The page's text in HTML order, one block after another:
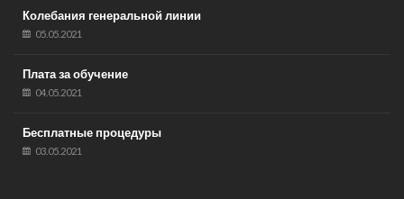
Колебания генеральной линии
05.05.2021
Плата за обучение
04.05.2021
Бесплатные процедуры
03.05.2021